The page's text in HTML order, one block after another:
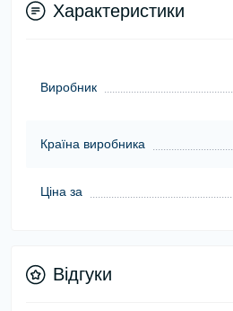
Характеристики
Виробник
Країна виробника
Ціна за
Відгуки